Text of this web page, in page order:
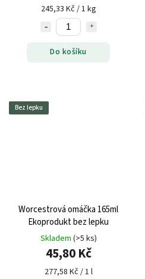
245,33 Kč / 1 kg
Do košíku
Bez lepku
Worcestrová omáčka 165ml
Ekoprodukt bez lepku
Skladem (>5 ks)
45,80 Kč
277,58 Kč / 1 l